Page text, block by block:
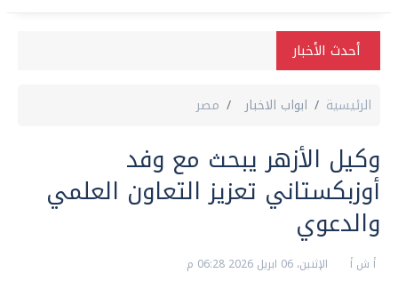
أحدث الأخبار
الرئيسية ابواب الاخبار مصر
وكيل الأزهر يبحث مع وفد
أوزبكستاني تعزيز التعاون العلمي
والدعوي
أ ش أ الإثنين، 06 ابريل 2026 06:28 م